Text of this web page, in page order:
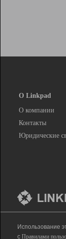
О Linkpad
О компании
Контакты
Юридические
Использование
с Правилами